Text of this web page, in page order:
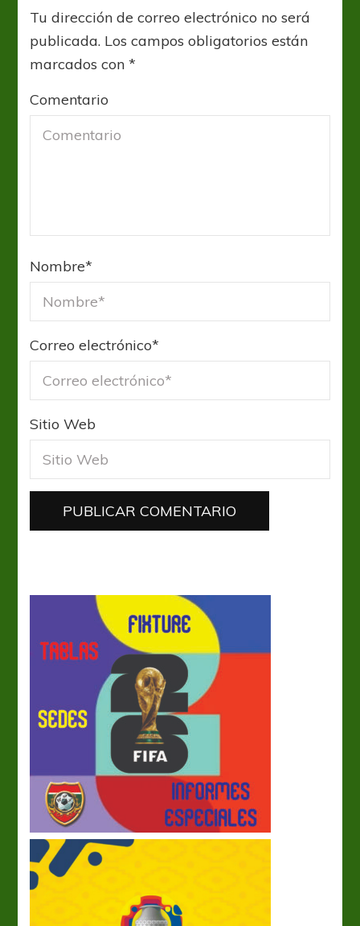
Tu dirección de correo electrónico no será
publicada. Los campos obligatorios están
marcados con*
Comentario
Nombre*
Correo electrónico*
Sitio Web